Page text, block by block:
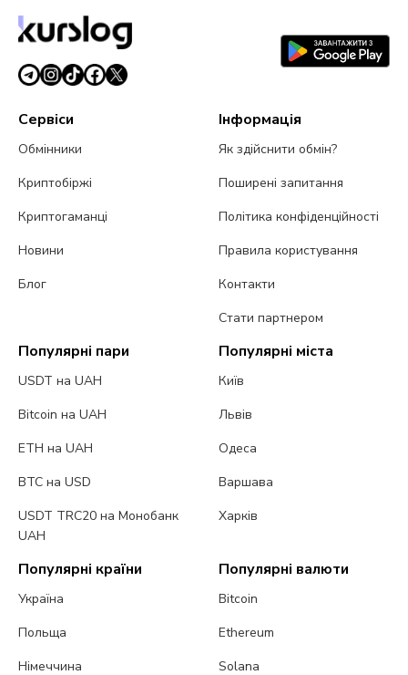
Сервіси
Обмінники
Криптобіржі
Криптогаманці
Новини
Блог
Інформація
Як здійснити обмін?
Поширені запитання
Політика конфіденційності
Правила користування
Контакти
Стати партнером
Популярні пари
USDT на UAH
Bitcoin на UAH
ETH на UAH
BTC на USD
USDT TRC20 на Монобанк
UAH
Популярні міста
Київ
Львів
Одеса
Варшава
Харків
Популярні країни
Україна
Польща
Німеччина
Популярні валюти
Bitcoin
Ethereum
Solana